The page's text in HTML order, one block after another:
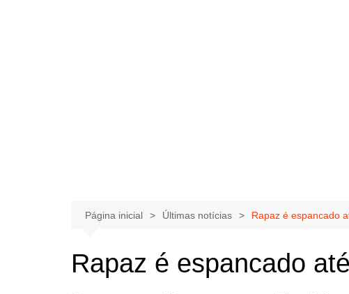
Página inicial Últimas notícias Rapaz é espancado
Rapaz é espancado